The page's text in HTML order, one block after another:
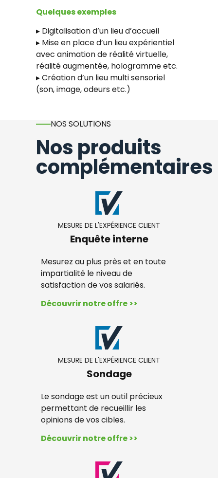
Quelques exemples
▸ Digitalisation d’un lieu d’accueil
▸ Mise en place d’un lieu expérientiel
avec animation de réalité virtuelle,
réalité augmentée, hologramme etc.
▸ Création d’un lieu multi sensoriel
(son, image, odeurs etc.)
NOS SOLUTIONS
Nos produits
complémentaires
MESURE DE L'EXPÉRIENCE CLIENT
Enquête interne
Mesurez au plus près et en toute
impartialité le niveau de
satisfaction de vos salariés.
Découvrir notre offre >>
MESURE DE L'EXPÉRIENCE CLIENT
Sondage
Le sondage est un outil précieux
permettant de recueillir les
opinions de vos cibles.
Découvrir notre offre >>